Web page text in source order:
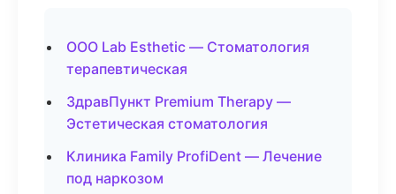
ООО Lab Esthetic — Стоматология
терапевтическая
ЗдравПункт Premium Therapy —
Эстетическая стоматология
Клиника Family ProfiDent — Лечение
под наркозом